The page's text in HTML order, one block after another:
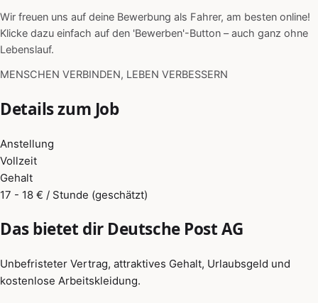
Wir freuen uns auf deine Bewerbung als Fahrer, am besten online!
Klicke dazu einfach auf den 'Bewerben'-Button – auch ganz ohne
Lebenslauf.
MENSCHEN VERBINDEN, LEBEN VERBESSERN
Details zum Job
Anstellung
Vollzeit
Gehalt
17 - 18 € / Stunde (geschätzt)
Das bietet dir Deutsche Post AG
Unbefristeter Vertrag, attraktives Gehalt, Urlaubsgeld und
kostenlose Arbeitskleidung.